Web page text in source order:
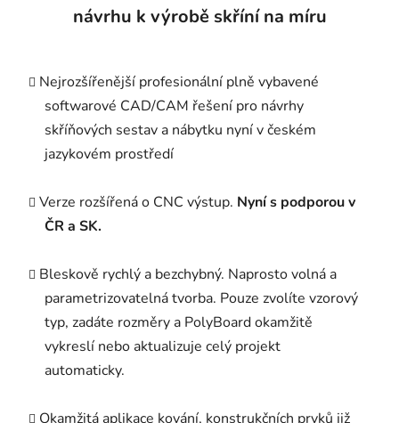
návrhu k výrobě skříní na míru
Nejrozšířenější profesionální plně vybavené
softwarové CAD/CAM řešení pro návrhy
skříňových sestav a nábytku nyní v českém
jazykovém prostředí
Verze rozšířená o CNC výstup. Nyní s podporou v
ČR a SK.
Bleskově rychlý a bezchybný. Naprosto volná a
parametrizovatelná tvorba. Pouze zvolíte vzorový
typ, zadáte rozměry a PolyBoard okamžitě
vykreslí nebo aktualizuje celý projekt
automaticky.
Okamžitá aplikace kování, konstrukčních prvků již